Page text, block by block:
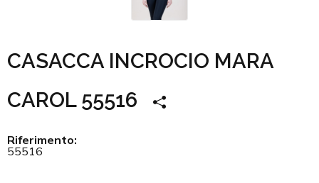
CASACCA INCROCIO MARA
CAROL 55516
Riferimento:
55516